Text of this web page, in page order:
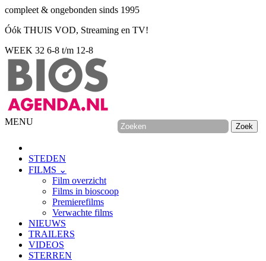
compleet & ongebonden sinds 1995
Óók THUIS VOD, Streaming en TV!
WEEK 32 6-8 t/m 12-8
MENU
STEDEN
FILMS ⌄
Film overzicht
Films in bioscoop
Premierefilms
Verwachte films
NIEUWS
TRAILERS
VIDEOS
STERREN